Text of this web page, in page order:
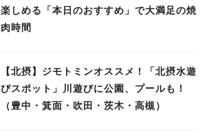
楽しめる「本日のおすすめ」で大満足の焼
肉時間
【北摂】ジモトミンオススメ！「北摂水遊
びスポット」川遊びに公園、プールも！
（豊中・箕面・吹田・茨木・高槻）